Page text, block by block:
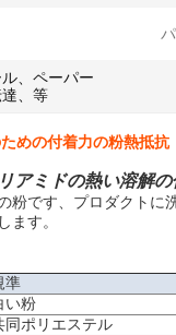
、ペーパー
、等
めの付着力の粉熱抵抗
アミドの熱い溶解
粉です、プロダクト
ます。
準
い粉
同ポリエステル